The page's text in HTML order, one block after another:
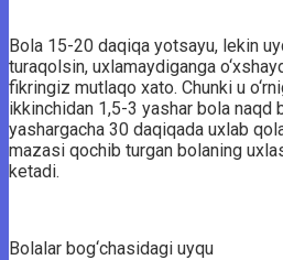
Bola 15-20 daqiqa yotsayu, lekin
turaqolsin, uxlamaydiganga
fikringiz mutlaqo xato. Chunki u
ikkinchidan 1,5-3 yashar bola naqd
yashargacha 30 daqiqada uxlab
mazasi qochib turgan bolaning
ketadi.
Bolalar bog‘chasidagi uyqu